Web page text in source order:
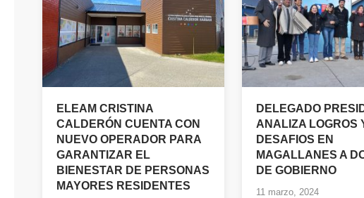
ELEAM CRISTINA
CALDERÓN CUENTA CON
NUEVO OPERADOR PARA
GARANTIZAR EL
BIENESTAR DE PERSONAS
MAYORES RESIDENTES
DELEGADO
ANALIZA LOGROS
DESAFIOS EN
MAGALLANES A
DE GOBIERNO
11 marzo, 2024